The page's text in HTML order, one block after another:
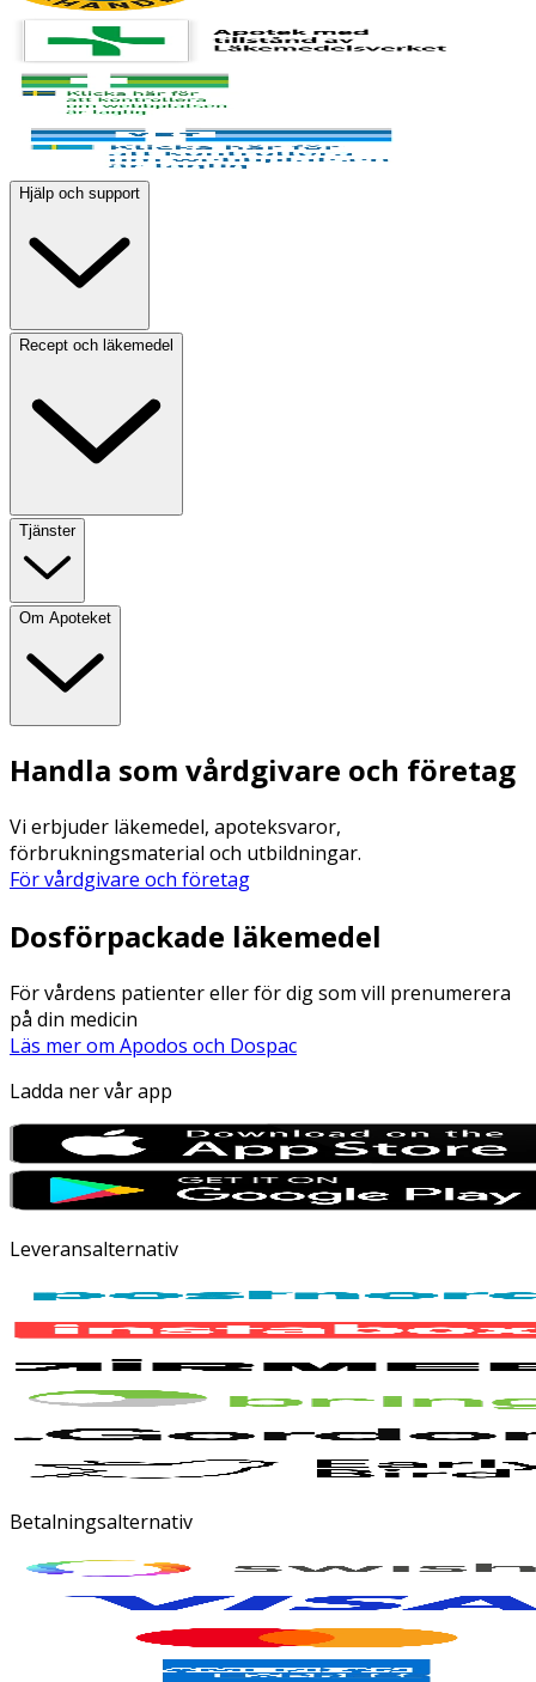
Hjälp och support
Recept och läkemedel
Tjänster
Om Apoteket
Handla som vårdgivare och företag
Vi erbjuder läkemedel, apoteksvaror,
förbrukningsmaterial och utbildningar.
För vårdgivare och företag
Dosförpackade läkemedel
För vårdens patienter eller för dig som vill prenumerera
på din medicin
Läs mer om Apodos och Dospac
Ladda ner vår app
Leveransalternativ
Betalningsalternativ